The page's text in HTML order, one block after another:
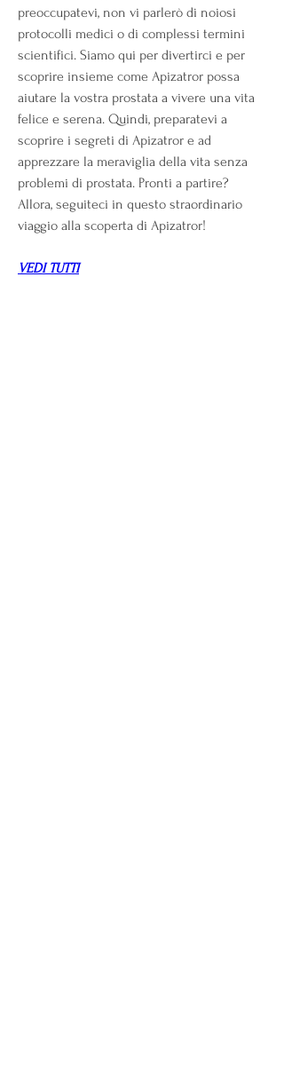
preoccupatevi, non vi parlerò di noiosi
protocolli medici o di complessi termini
scientifici. Siamo qui per divertirci e per
scoprire insieme come Apizatror possa
aiutare la vostra prostata a vivere una vita
felice e serena. Quindi, preparatevi a
scoprire i segreti di Apizatror e ad
apprezzare la meraviglia della vita senza
problemi di prostata. Pronti a partire?
Allora, seguiteci in questo straordinario
viaggio alla scoperta di Apizatror!
VEDI TUTTI